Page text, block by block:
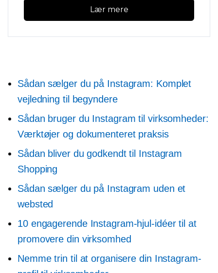
Lær mere
Sådan sælger du på Instagram: Komplet
vejledning til begyndere
Sådan bruger du Instagram til virksomheder:
Værktøjer og dokumenteret praksis
Sådan bliver du godkendt til Instagram
Shopping
Sådan sælger du på Instagram uden et
websted
10 engagerende Instagram-hjul-idéer til at
promovere din virksomhed
Nemme trin til at organisere din Instagram-